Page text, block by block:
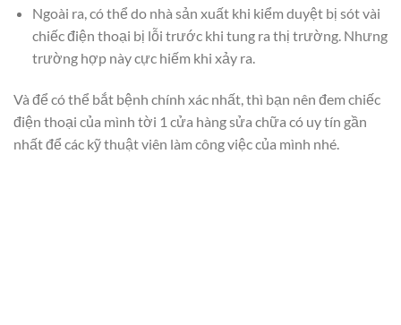
Ngoài ra, có thể do nhà sản xuất khi kiểm duyệt bị sót vài
chiếc điện thoại bị lỗi trước khi tung ra thị trường. Nhưng
trường hợp này cực hiếm khi xảy ra.
Và để có thể bắt bệnh chính xác nhất, thì bạn nên đem chiếc
điện thoại của mình tời 1 cửa hàng sửa chữa có uy tín gần
nhất để các kỹ thuật viên làm công việc của mình nhé.